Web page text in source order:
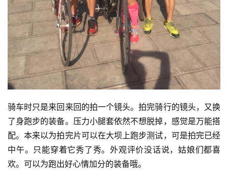
骑车时只是来回来回的拍一个镜头。拍完骑行的镜头，又换
了身跑步的装备。压力小腿套依然不想脱掉，感觉是万能搭
配。本来以为拍完片可以在大坝上跑步测试，可是拍完已经
中午。只能穿着它秀了秀。外观评价没话说，姑娘们都喜
欢。可以为跑出好心情加分的装备哦。